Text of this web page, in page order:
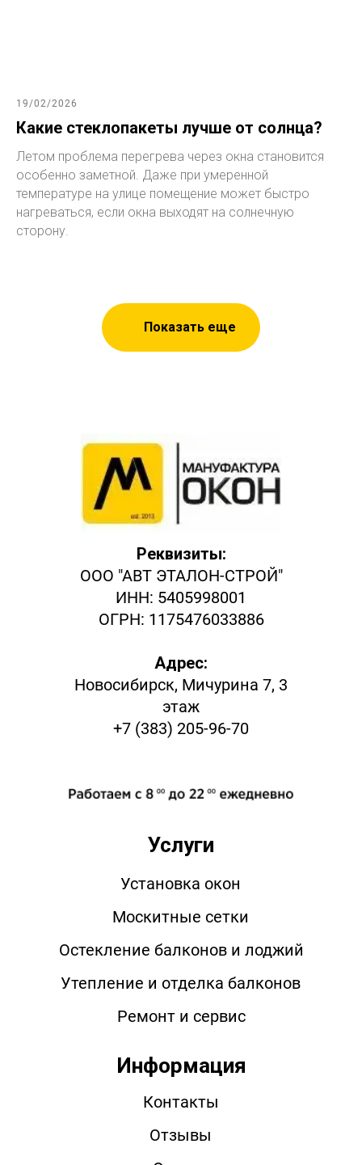
19/02/2026
Какие стеклопакеты лучше от солнца?
Летом проблема перегрева через окна становится
особенно заметной. Даже при умеренной
температуре на улице помещение может быстро
нагреваться, если окна выходят на солнечную
сторону.
Показать еще
Реквизиты:
ООО "АВТ ЭТАЛОН-СТРОЙ"
ИНН: 5405998001
ОГРН: 1175476033886
Адрес:
Новосибирск, Мичурина 7, 3
этаж
+7 (383) 205-96-70
Информация
Услуги
Отзывы
Контакты
Ремонт и сервис
Утепление и отделка балконов
Остекление балконов и лоджий
Москитные сетки
Установка окон